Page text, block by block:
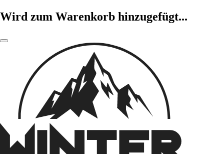
Wird zum Warenkorb hinzugefügt...